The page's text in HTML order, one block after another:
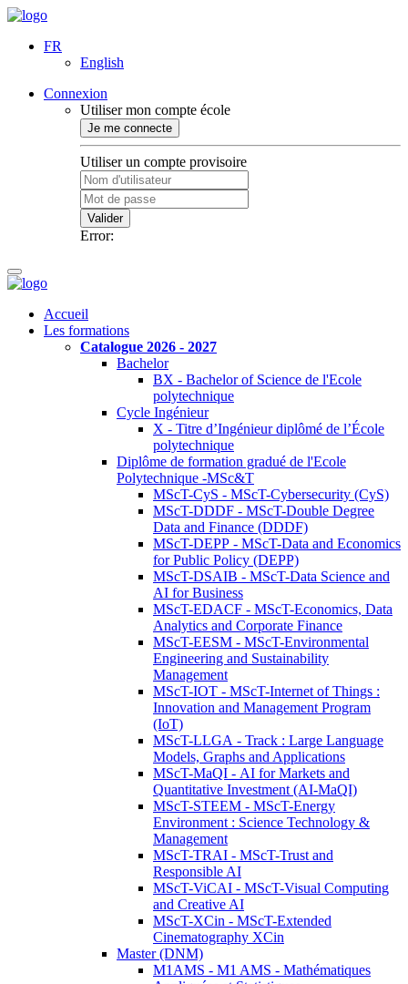
FR
English
Connexion
Utiliser mon compte école
Je me connecte
Utiliser un compte provisoire
Valider
Error:
Accueil
Les formations
Catalogue 2026 - 2027
Bachelor
BX - Bachelor of Science de l'Ecole
polytechnique
Cycle Ingénieur
X - Titre d’Ingénieur diplômé de l’École
polytechnique
Diplôme de formation gradué de l'Ecole
Polytechnique -MSc&T
MScT-CyS - MScT-Cybersecurity (CyS)
MScT-DDDF - MScT-Double Degree
Data and Finance (DDDF)
MScT-DEPP - MScT-Data and Economics
for Public Policy (DEPP)
MScT-DSAIB - MScT-Data Science and
AI for Business
MScT-EDACF - MScT-Economics, Data
Analytics and Corporate Finance
MScT-EESM - MScT-Environmental
Engineering and Sustainability
Management
MScT-IOT - MScT-Internet of Things :
Innovation and Management Program
(IoT)
MScT-LLGA - Track : Large Language
Models, Graphs and Applications
MScT-MaQI - AI for Markets and
Quantitative Investment (AI-MaQI)
MScT-STEEM - MScT-Energy
Environment : Science Technology &
Management
MScT-TRAI - MScT-Trust and
Responsible AI
MScT-ViCAI - MScT-Visual Computing
and Creative AI
MScT-XCin - MScT-Extended
Cinematography XCin
Master (DNM)
M1AMS - M1 AMS - Mathématiques